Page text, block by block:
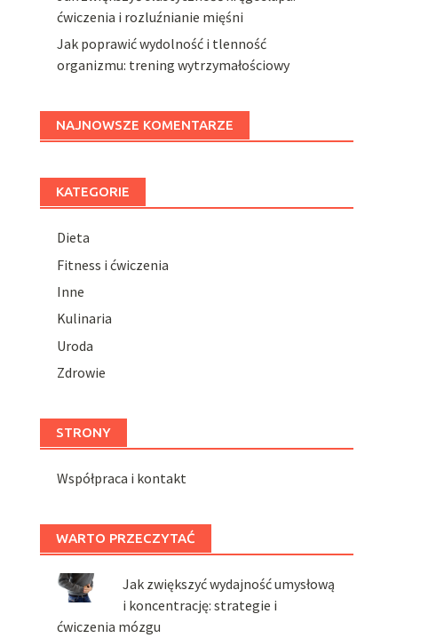
ćwiczenia i rozluźnianie mięśni
Jak poprawić wydolność i tlenność
organizmu: trening wytrzymałościowy
NAJNOWSZE KOMENTARZE
KATEGORIE
Dieta
Fitness i ćwiczenia
Inne
Kulinaria
Uroda
Zdrowie
STRONY
Współpraca i kontakt
WARTO PRZECZYTAĆ
Jak zwiększyć wydajność umysłową
i koncentrację: strategie i
ćwiczenia mózgu